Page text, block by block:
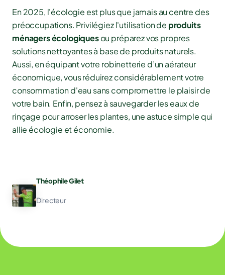
En 2025, l'écologie est plus que jamais au centre des
préoccupations. Privilégiez l'utilisation de produits
ménagers écologiquesou préparez vos propres
solutions nettoyantes à base de produits naturels.
Aussi, en équipant votre robinetterie d’un aérateur
économique, vous réduirez considérablement votre
consommation d'eau sans compromettre le plaisir de
votre bain. Enfin, pensez à sauvegarder les eaux de
rinçage pour arroser les plantes, une astuce simple qui
allie écologie et économie.
Théophile Gilet
Directeur